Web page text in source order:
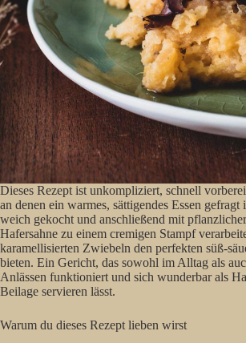
Dieses Rezept ist unkompliziert, schnell
an denen ein warmes, sättigendes Essen
weich gekocht und anschließend mit
Hafersahne zu einem cremigen Stampf
karamellisierten Zwiebeln den perfekten süß-
bieten. Ein Gericht, das sowohl im Alltag als
Anlässen funktioniert und sich wunderbar als
Beilage servieren lässt.
Warum du dieses Rezept lieben wirst